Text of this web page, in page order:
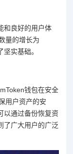
和良好的用户体
量的增长为
实基础。
钱包在安全
用户资产的安
以通过备份恢复资
了广大用户的广泛